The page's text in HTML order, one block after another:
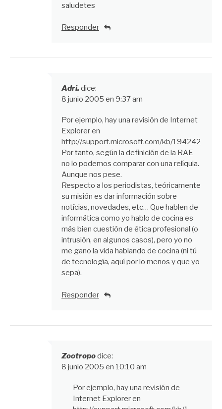
saludetes
Responder
Adri. dice:
8 junio 2005 en 9:37 am
Por ejemplo, hay una revisión de Internet
Explorer en
http://support.microsoft.com/kb/194242
Por tanto, según la definición de la RAE
no lo podemos comparar con una relíquia.
Aunque nos pese.
Respecto a los periodistas, teóricamente
su misión es dar información sobre
notícias, novedades, etc… Que hablen de
informática como yo hablo de cocina es
más bien cuestión de ética profesional (o
intrusión, en algunos casos), pero yo no
me gano la vida hablando de cocina (ni tú
de tecnología, aquí por lo menos y que yo
sepa).
Responder
Zootropodice:
8 junio 2005 en 10:10 am
Por ejemplo, hay una revisión de
Internet Explorer en